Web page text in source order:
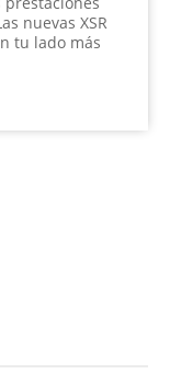
nuevas XSR
tu lado más